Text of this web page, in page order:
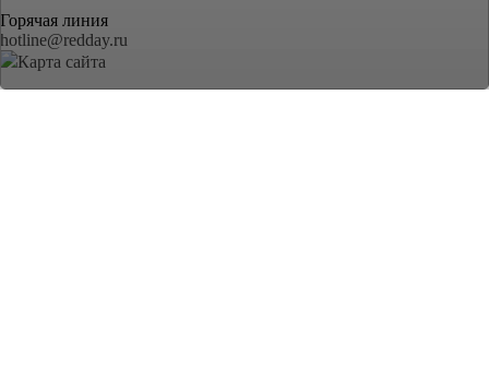
Горячая линия
hotline@redday.ru
Карта сайта